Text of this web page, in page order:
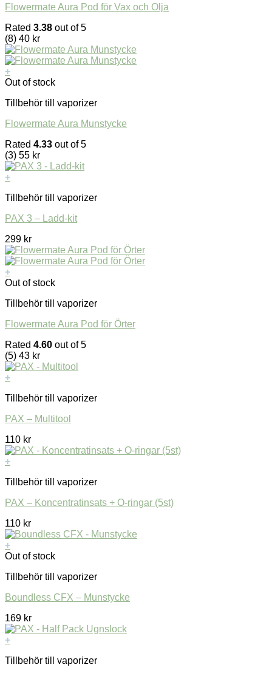
Flowermate Aura Pod för Vax och Olja
Rated 3.38 out of 5
(8) 40 kr
+
Out of stock
Tillbehör till vaporizer
Flowermate Aura Munstycke
Rated 4.33 out of 5
(3) 55 kr
+
Tillbehör till vaporizer
PAX 3 – Ladd-kit
299 kr
+
Out of stock
Tillbehör till vaporizer
Flowermate Aura Pod för Örter
Rated 4.60 out of 5
(5) 43 kr
+
Tillbehör till vaporizer
PAX – Multitool
110 kr
+
Tillbehör till vaporizer
PAX – Koncentratinsats + O-ringar (5st)
110 kr
+
Out of stock
Tillbehör till vaporizer
Boundless CFX – Munstycke
169 kr
+
Tillbehör till vaporizer